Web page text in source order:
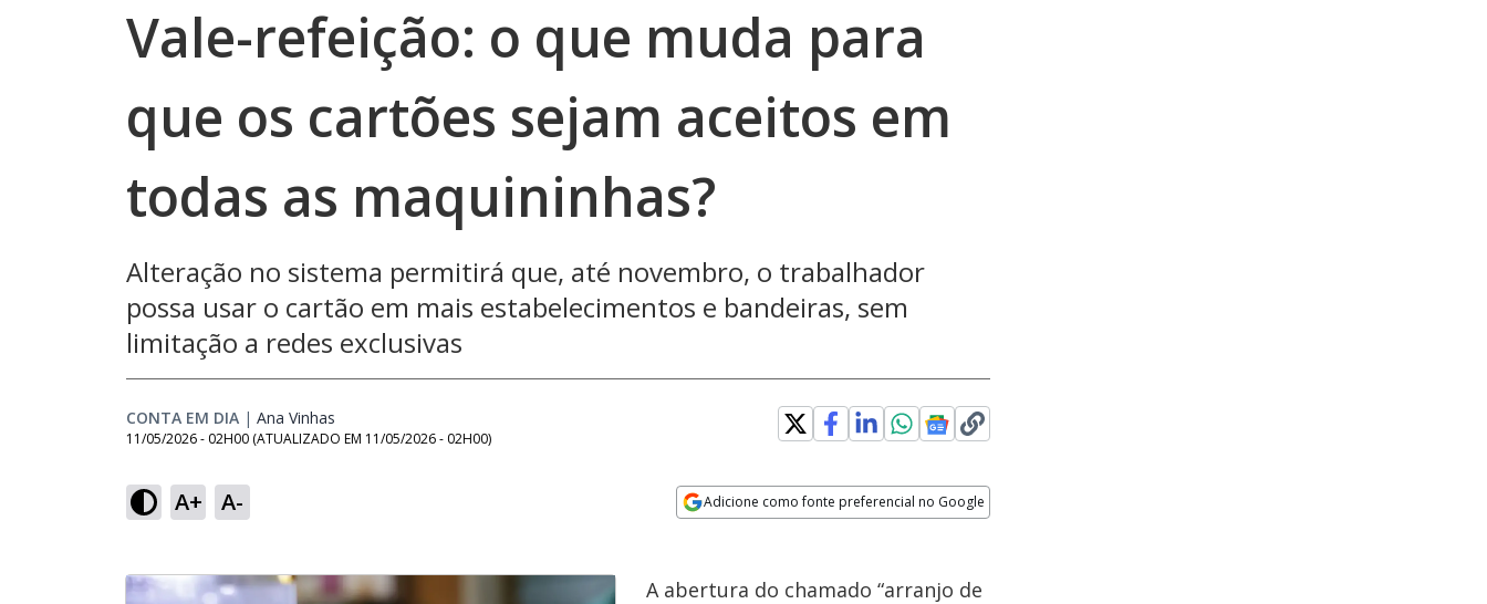
Vale-refeição: o que muda para
que os cartões sejam aceitos em
todas as maquininhas?
Alteração no sistema permitirá que, até novembro, o trabalhador
possa usar o cartão em mais estabelecimentos e bandeiras, sem
limitação a redes exclusivas
CONTA EM DIA | Ana Vinhas
11/05/2026 - 02H00 (ATUALIZADO EM 11/05/2026 - 02H00)
A+ A- Adicione como fonte preferencial no Google
A abertura do chamado “arranjo de